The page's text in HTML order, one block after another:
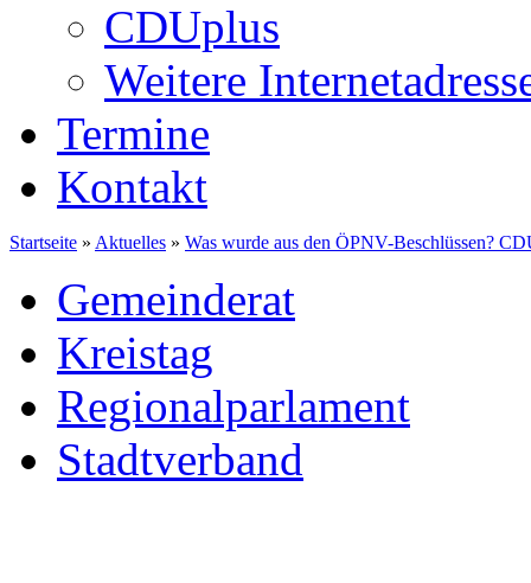
CDUplus
Weitere
Termine
Kontakt
Startseite » Aktuelles » Was wurde aus den ÖPNV-Beschlüssen?
Gemeinderat
Kreistag
Regionalparlament
Stadtverband